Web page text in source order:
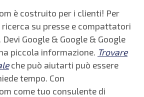
è costruito per i clienti! Per
ricerca su presse e compattatori
Google & Google & Google
piccola informazione. Trovare
che può aiutarti può essere
tempo. Con
come tuo consulente di